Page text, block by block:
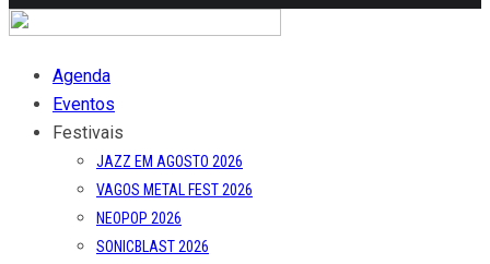
Agenda
Eventos
Festivais
JAZZ EM AGOSTO 2026
VAGOS METAL FEST 2026
NEOPOP 2026
SONICBLAST 2026